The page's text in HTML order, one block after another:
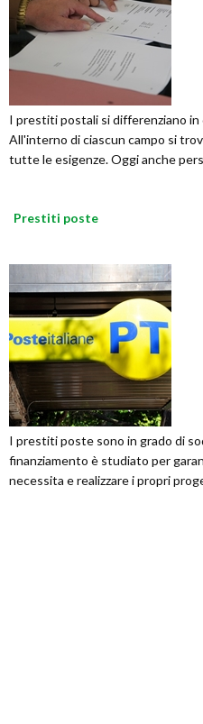
I prestiti postali si differenziano in
All'interno di ciascun campo si
tutte le esigenze. Oggi anche
Prestiti poste
I prestiti poste sono in grado di
finanziamento è studiato per
necessita e realizzare i propri